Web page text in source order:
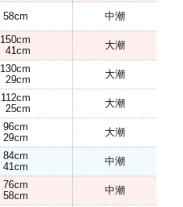
58cm 中潮
150cm
41cm
大潮
130cm
29cm
大潮
112cm
25cm
大潮
96cm
29cm
大潮
84cm
41cm
中潮
76cm
58cm
中潮